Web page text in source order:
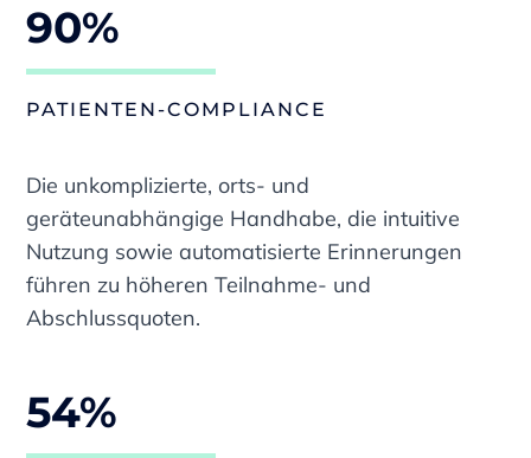
90%
PATIENTEN-COMPLIANCE
Die unkomplizierte, orts- und
geräteunabhängige Handhabe, die intuitive
Nutzung sowie automatisierte Erinnerungen
führen zu höheren Teilnahme- und
Abschlussquoten.
54%